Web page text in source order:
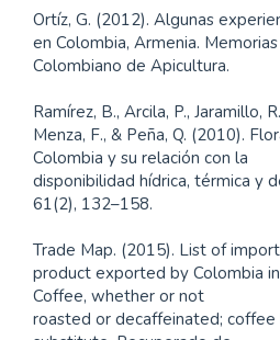
Ortíz, G. (2012). Algunas
en Colombia, Armenia.
Colombiano de Apicultura.
Ramírez, B., Arcila, P., Jaramillo,
Menza, F., & Peña, Q. (2010).
Colombia y su relación con la
disponibilidad hídrica, térmica y
61(2), 132–158.
Trade Map. (2015). List of
product exported by Colombia
Coffee, whether or not
roasted or decaffeinated; coffee